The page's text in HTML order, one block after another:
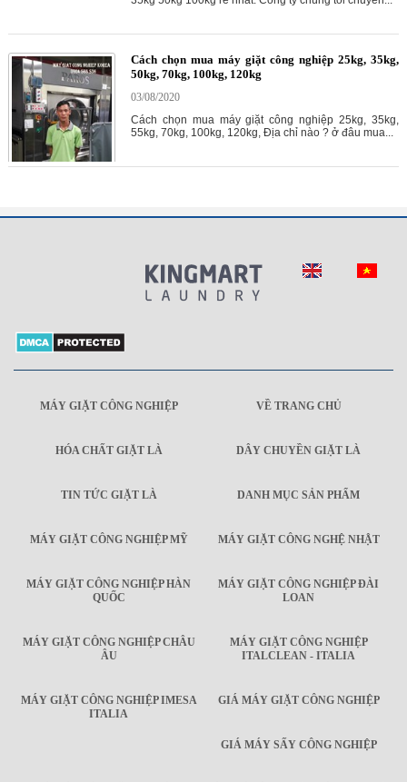
Cách chọn mua máy giặt công nghiệp 25kg, 35kg,
50kg, 70kg, 100kg, 120kg
03/08/2020
Cách chọn mua máy giặt công nghiệp 25kg, 35kg,
55kg, 70kg, 100kg, 120kg, Địa chỉ nào ? ở đâu mua...
MÁY GIẶT CÔNG NGHIỆP VỀ TRANG CHỦ
HÓA CHẤT GIẶT LÀ DÂY CHUYỀN GIẶT LÀ
TIN TỨC GIẶT LÀ DANH MỤC SẢN PHẨM
MÁY GIẶT CÔNG NGHIỆP MỸ MÁY GIẶT CÔNG NGHỆ NHẬT
MÁY GIẶT CÔNG NGHIỆP HÀN
QUỐC
MÁY GIẶT CÔNG NGHIỆP ĐÀI
LOAN
MÁY GIẶT CÔNG NGHIỆP CHÂU
ÂU
MÁY GIẶT CÔNG NGHIỆP
ITALCLEAN - ITALIA
MÁY GIẶT CÔNG NGHIỆP IMESA
ITALIA
GIÁ MÁY GIẶT CÔNG NGHIỆP
GIÁ MÁY SẤY CÔNG NGHIỆP